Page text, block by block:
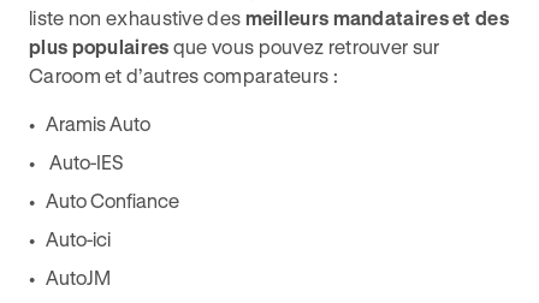
liste non exhaustive des meilleurs mandataires et des
plus populaires que vous pouvez retrouver sur
Caroom et d’autres comparateurs :
Aramis Auto
Auto-IES
Auto Confiance
Auto-ici
AutoJM